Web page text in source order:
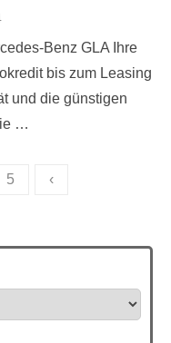
Benz GLA Ihre
bis zum Leasing
und die günstigen
…
5 ‹